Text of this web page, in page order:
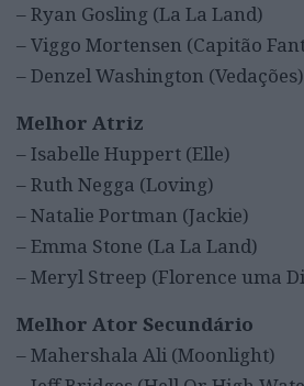
– Ryan Gosling (La La Land)
– Viggo Mortensen (Capitão
– Denzel Washington (Vedações)
Melhor Atriz
– Isabelle Huppert (Elle)
– Ruth Negga (Loving)
– Natalie Portman (Jackie)
– Emma Stone (La La Land)
– Meryl Streep (Florence uma
Melhor Ator Secundário
– Mahershala Ali (Moonlight)